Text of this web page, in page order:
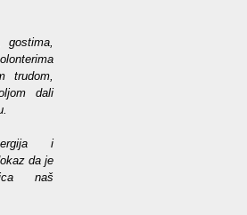
gostima,
trudom,
dali
i
da je
naš